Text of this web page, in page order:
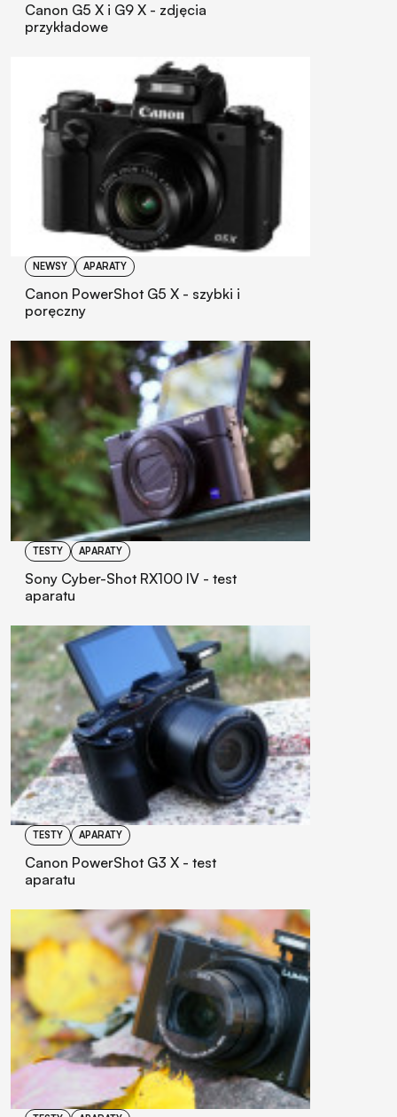
Canon G5 X i G9 X - zdjęcia
przykładowe
NEWSY APARATY
Canon PowerShot G5 X - szybki i
poręczny
TESTY APARATY
Sony Cyber-Shot RX100 IV - test
aparatu
TESTY APARATY
Canon PowerShot G3 X - test
aparatu